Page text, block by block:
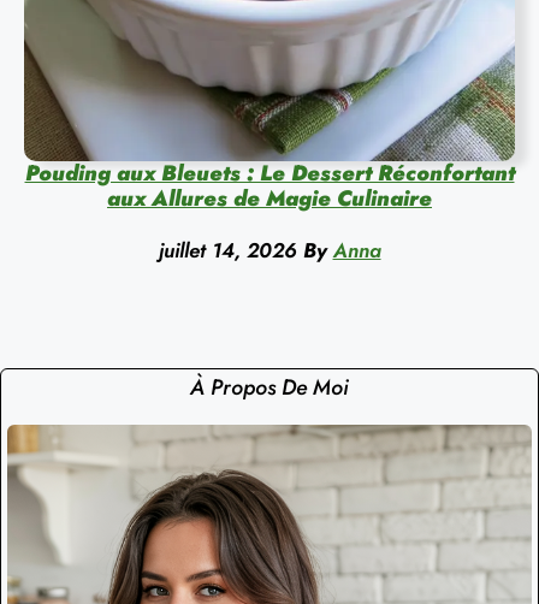
Pouding aux Bleuets : Le Dessert Réconfortant
aux Allures de Magie Culinaire
juillet 14, 2026 By Anna
À Propos De Moi